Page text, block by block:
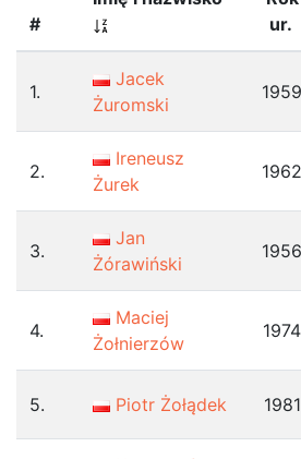
#
ur.
1.
Jacek
Żuromski
1959
2.
Ireneusz
Żurek
1962
3.
Jan
Żórawiński
1956
4.
Maciej
Żołnierzów
1974
5. Piotr Żołądek 1981